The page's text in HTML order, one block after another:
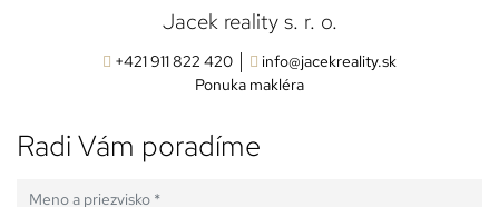
Jacek reality s. r. o.
+421 911 822 420
info@jacekreality.sk
Ponuka makléra
Radi Vám poradíme